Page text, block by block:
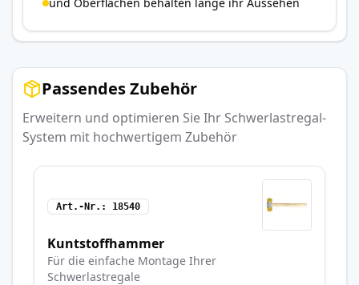
Passendes Zubehör
Erweitern und optimieren Sie Ihr Schwerlastregal-
System mit hochwertigem Zubehör
Art.-Nr. 18540
Kuntstoffhammer
Für die einfache Montage Ihrer
Schwerlastregale